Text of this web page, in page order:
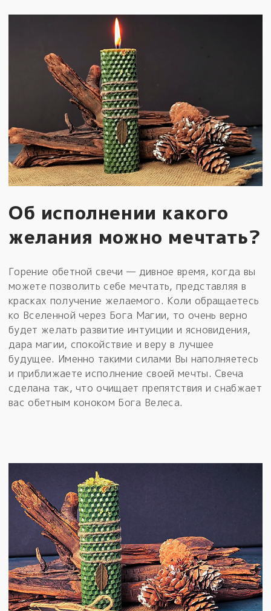
Об исполнении какого
желания можно мечтать?
Горение обетной свечи — дивное время, когда вы
можете позволить себе мечтать, представляя в
красках получение желаемого. Коли обращаетесь
ко Вселенной через Бога Магии, то очень верно
будет желать развитие интуиции и ясновидения,
дара магии, спокойствие и веру в лучшее
будущее. Именно такими силами Вы наполняетесь
и приближаете исполнение своей мечты. Свеча
сделана так, что очищает препятствия и снабжает
вас обетным коноком Бога Велеса.